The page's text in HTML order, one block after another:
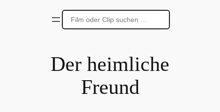
Der heimliche
Freund